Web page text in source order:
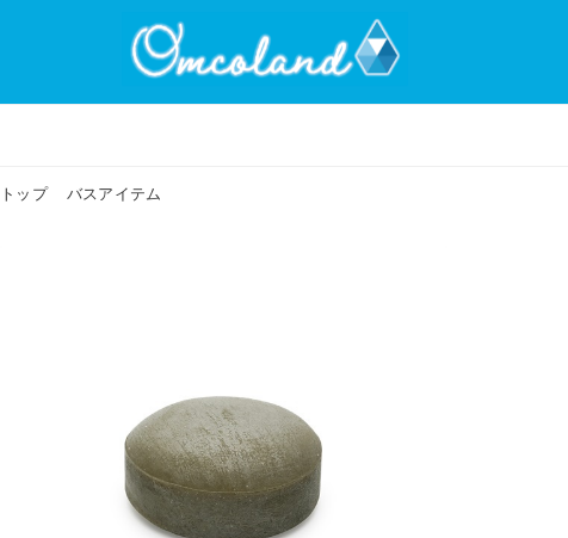
トップ バスアイテム